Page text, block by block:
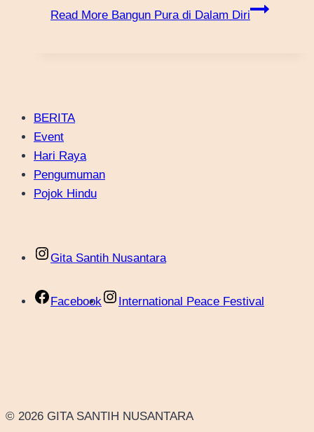
Read More Bangun Pura di Dalam Diri
BERITA
Event
Hari Raya
Pengumuman
Pojok Hindu
Gita Santih Nusantara
Facebook International Peace Festival
© 2026 GITA SANTIH NUSANTARA